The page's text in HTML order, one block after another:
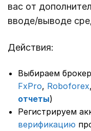
вас от
вводе/выводе
Действия:
Выбираем
FxPro, Roboforex,
отчеты)
Регистрируем
верификацию